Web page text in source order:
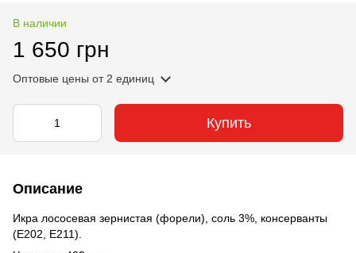
В наличии
1 650 грн
Оптовые цены от 2 единиц
Купить
Описание
Икра лососевая зернистая (форели), соль 3%, консерванты
(Е202, Е211).